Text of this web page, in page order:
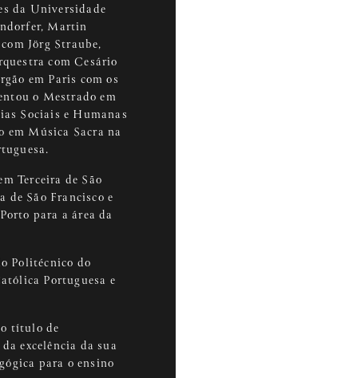
da Universidade
Martin
Jörg Straube,
com Cesário
em Paris com os
o Mestrado em
Sociais e Humanas
Música Sacra na
Terceira de São
São Francisco e
para a área da
Politécnico do
Portuguesa e
título de
excelência da sua
para o ensino